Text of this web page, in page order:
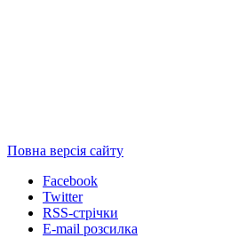
Повна версія сайту
Facebook
Twitter
RSS-стрічки
E-mail розсилка